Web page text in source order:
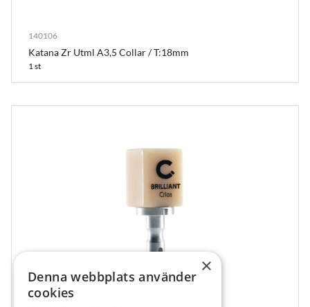
140106
Katana Zr Utml A3,5 Collar / T:18mm
1 st
×
Denna webbplats använder
cookies